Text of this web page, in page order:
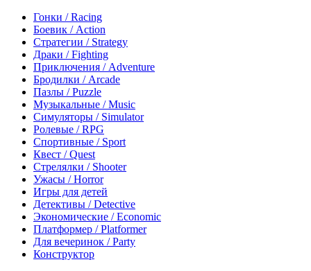
Гонки / Racing
Боевик / Action
Стратегии / Strategy
Драки / Fighting
Приключения / Adventure
Бродилки / Arcade
Пазлы / Puzzle
Музыкальные / Music
Симуляторы / Simulator
Ролевые / RPG
Спортивные / Sport
Квест / Quest
Стрелялки / Shooter
Ужасы / Horror
Игры для детей
Детективы / Detective
Экономические / Economic
Платформер / Platformer
Для вечеринок / Party
Конструктор